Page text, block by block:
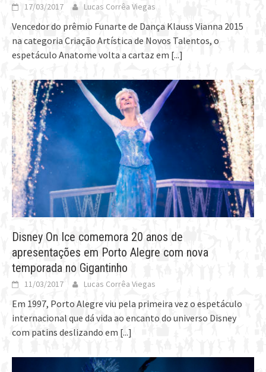
17/03/2017 Lucas Corrêa Viegas
Vencedor do prêmio Funarte de Dança Klauss Vianna 2015
na categoria Criação Artística de Novos Talentos, o
espetáculo Anatome volta a cartaz em [...]
Disney On Ice comemora 20 anos de
apresentações em Porto Alegre com nova
temporada no Gigantinho
11/03/2017 Lucas Corrêa Viegas
Em 1997, Porto Alegre viu pela primeira vez o espetáculo
internacional que dá vida ao encanto do universo Disney
com patins deslizando em [...]